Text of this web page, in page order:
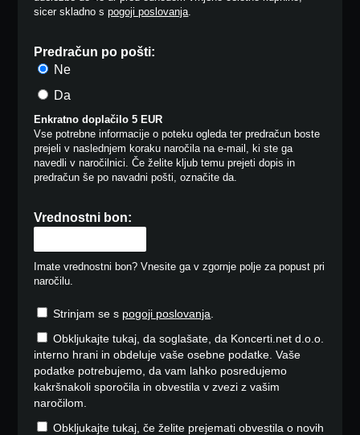
sicer skladno spogoji poslovanja.
Predračun po pošti:
Ne
Da
Enkratno doplačilo 5 EUR
Vse potrebne informacije o poteku ogleda ter predračun boste
prejeli v naslednjem koraku naročila na e-mail, ki ste ga
navedli v naročilnici. Če želite kljub temu prejeti dopis in
predračun še po navadni pošti, označite da.
Vrednostni bon:
Imate vrednostni bon? Vnesite ga v zgornje polje za popust pri
naročilu.
Strinjam se s pogoji poslovanja.
Obkljukajte tukaj, da soglašate, da Koncerti.net d.o.o.
interno hrani in obdeluje vaše osebne podatke. Vaše
podatke potrebujemo, da vam lahko posredujemo
kakršnakoli sporočila in obvestila v zvezi z vašim
naročilom.
Obkljukajte tukaj, če želite prejemati obvestila o novih